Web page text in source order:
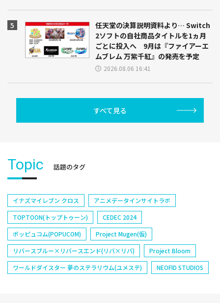
任天堂の決算説明資料より… Switch
2ソフトの自社商品タイトルを1ヵ月
ごとに投入へ 9月は『ファイアーエ
ムブレム 万紫千紅』の発売を予定
2026.08.06 16:41
すべて見る
Topic 話題のタグ
イナズマイレブン クロス
アニメデータインサイトラボ
TOPTOON(トップトゥーン)
CEDEC 2024
ポッピュコム(POPUCOM)
Project Mugen(仮)
リバースブルー×リバースエンド(リバ×リバ)
Project Bloom
ワールドダイスター 夢のステラリウム(ユメステ)
NEOFID STUDIOS